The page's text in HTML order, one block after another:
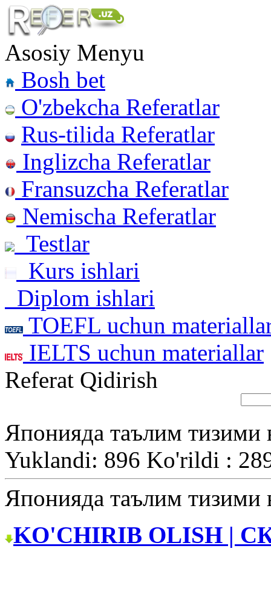
Asosiy Menyu
Bosh bet
O'zbekcha Referatlar
Rus-tilida Referatlar
Inglizcha Referatlar
Fransuzcha Referatlar
Nemischa Referatlar
Testlar
Kurs ishlari
Diplom ishlari
TOEFL uchun
IELTS uchun materiallar
Referat Qidirish
Японияда таълим тизими
Yuklandi: 896 Ko'rildi :
Японияда таълим тизими
KO'CHIRIB OLISH |